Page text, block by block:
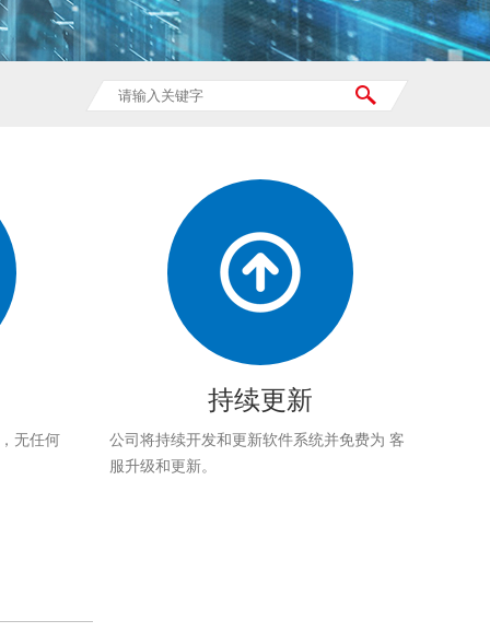
无任何
持续更新
公司将持续开发和更新软件系统并免费为 客
服升级和更新。